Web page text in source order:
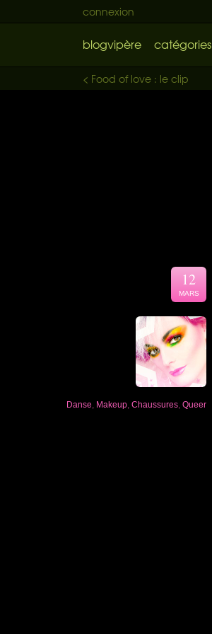
connexion
blogvipère catégories
< Food of love : le clip
12
MARS
Danse Makeup Chaussures Queer